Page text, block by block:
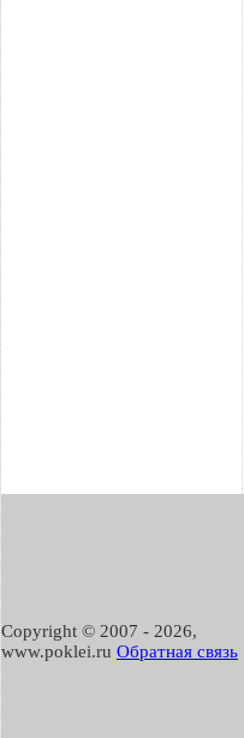
Copyright © 2007 - 2026,
www.poklei.ru Обратная связь